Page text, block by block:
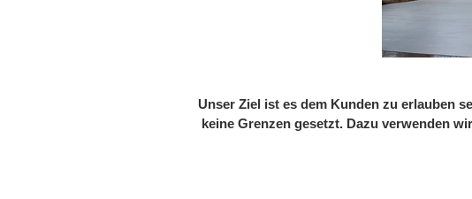
Unser Ziel ist es dem Kunden zu erlauben
keine Grenzen gesetzt. Dazu verwenden